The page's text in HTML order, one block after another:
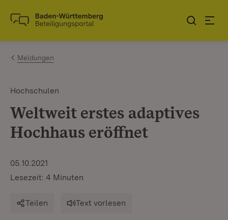
Zum Inhalt springen
Link zur Startseite
Meldungen
Hochschulen
Weltweit erstes adaptives
Hochhaus eröffnet
05.10.2021
Lesezeit: 4 Minuten
Teilen Text vorlesen